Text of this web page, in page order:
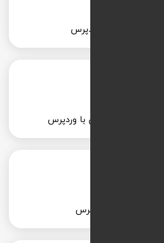
سایت آموزشی با وردپرس
یا مجله آنلاین با وردپرس
سایت املاک با وردپرس